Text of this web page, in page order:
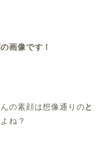
画像です！
の素顔は想像通りのと
ね？